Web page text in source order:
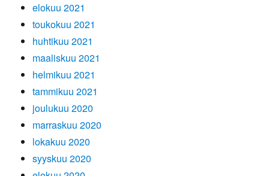
elokuu 2021
toukokuu 2021
huhtikuu 2021
maaliskuu 2021
helmikuu 2021
tammikuu 2021
joulukuu 2020
marraskuu 2020
lokakuu 2020
syyskuu 2020